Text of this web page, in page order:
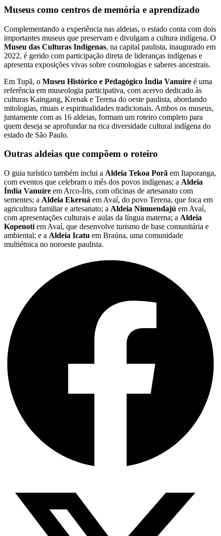
Museus como centros de memória e aprendizado
Complementando a experiência nas aldeias, o estado conta com dois
importantes museus que preservam e divulgam a cultura indígena. O
Museu das Culturas Indígenas, na capital paulista, inaugurado em
2022, é gerido com participação direta de lideranças indígenas e
apresenta exposições vivas sobre cosmologias e saberes ancestrais.
Em Tupã, o Museu Histórico e Pedagógico Índia Vanuíre é uma
referência em museologia participativa, com acervo dedicado às
culturas Kaingang, Krenak e Terena do oeste paulista, abordando
mitologias, rituais e espiritualidades tradicionais. Ambos os museus,
juntamente com as 16 aldeias, formam um roteiro completo para
quem deseja se aprofundar na rica diversidade cultural indígena do
estado de São Paulo.
Outras aldeias que compõem o roteiro
O guia turístico também inclui a Aldeia Tekoa Porã em Itaporanga,
com eventos que celebram o mês dos povos indígenas; a Aldeia
Índia Vanuíre em Arco-Íris, com oficinas de artesanato com
sementes; a Aldeia Ekeruá em Avaí, do povo Terena, que foca em
agricultura familiar e artesanato; a Aldeia Nimuendajú em Avaí,
com apresentações culturais e aulas da língua materna; a Aldeia
Kopenoti em Avaí, que desenvolve turismo de base comunitária e
ambiental; e a Aldeia Icatu em Braúna, uma comunidade
multiétnica no noroeste paulista.